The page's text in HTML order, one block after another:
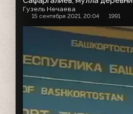
Гузель Нечаева
15 сентября 2021, 20:04 1991